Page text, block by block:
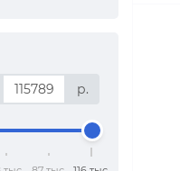
р.